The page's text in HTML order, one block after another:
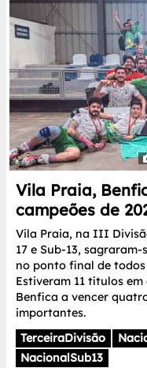
Vila Praia,
campeões de
Vila Praia, na III
17 e Sub-13,
no ponto final de
Estiveram 11 títulos
Benfica a vencer
importantes.
TerceiraDivisão
NacionalSub13